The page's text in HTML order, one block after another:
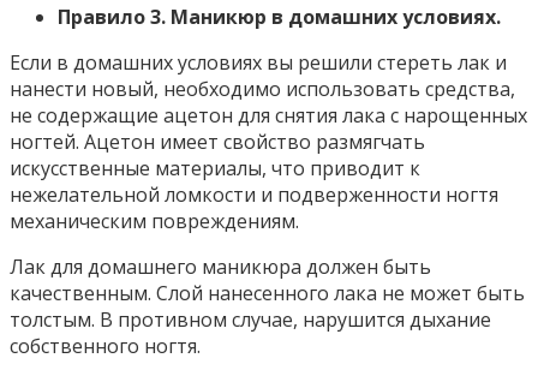
Правило 3. Маникюр в домашних условиях.
Если в домашних условиях вы решили стереть лак и
нанести новый, необходимо использовать средства,
не содержащие ацетон для снятия лака с нарощенных
ногтей. Ацетон имеет свойство размягчать
искусственные материалы, что приводит к
нежелательной ломкости и подверженности ногтя
механическим повреждениям.
Лак для домашнего маникюра должен быть
качественным. Слой нанесенного лака не может быть
толстым. В противном случае, нарушится дыхание
собственного ногтя.